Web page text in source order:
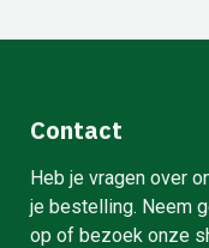
Contact
Heb je vragen over
je bestelling. Neem
op of bezoek onze